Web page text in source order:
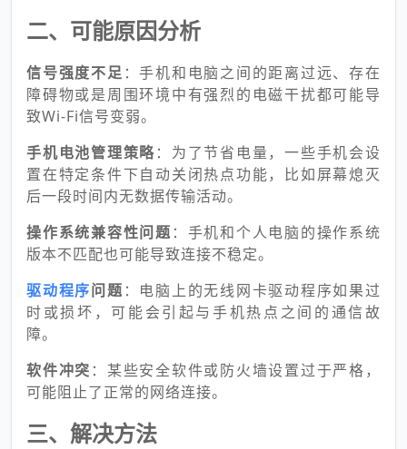
二、可能原因分析
信号强度不足 ：手机和电脑之间的距离过远、存在
障碍物或是周围环境中有强烈的电磁干扰都可能导
致Wi-Fi信号变弱。
手机电池管理策略：为了节省电量，一些手机会设
置在特定条件下自动关闭热点功能，比如屏幕熄灭
后一段时间内无数据传输活动。
操作系统兼容性问题 ：手机和个人电脑的操作系统
版本不匹配也可能导致连接不稳定。
驱动程序问题 ：电脑上的无线网卡驱动程序如果过
时或损坏，可能会引起与手机热点之间的通信故
障。
软件冲突 ：某些安全软件或防火墙设置过于严格，
可能阻止了正常的网络连接。
三、解决方法